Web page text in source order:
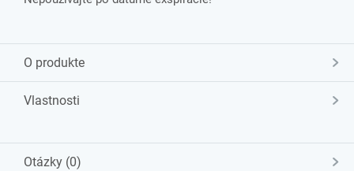
O produkte
Vlastnosti
Otázky (0)